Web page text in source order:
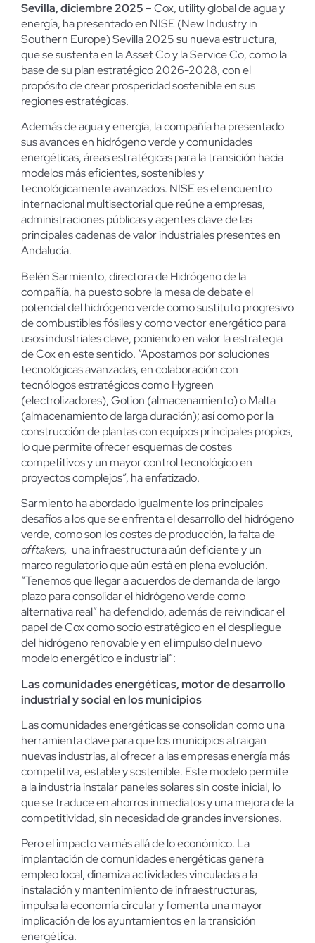
Sevilla, diciembre 2025–Cox, utility global de agua y
energía, ha presentado en NISE (New Industry in
Southern Europe) Sevilla 2025 su nueva estructura,
que se sustenta en la Asset Co y la Service Co, como la
base de su plan estratégico 2026-2028, con el
propósito de crear prosperidad sostenible en sus
regiones estratégicas.
Además de agua y energía, la compañía ha presentado
sus avances en hidrógeno verde y comunidades
energéticas, áreas estratégicas para la transición hacia
modelos más eficientes, sostenibles y
tecnológicamente avanzados. NISE es el encuentro
internacional multisectorial que reúne a empresas,
administraciones públicas y agentes clave de las
principales cadenas de valor industriales presentes en
Andalucía.
Belén Sarmiento, directora de Hidrógeno de la
compañía, ha puesto sobre la mesa de debate el
potencial del hidrógeno verde como sustituto progresivo
de combustibles fósiles y como vector energético para
usos industriales clave, poniendo en valor la estrategia
de Cox en este sentido. “Apostamos por soluciones
tecnológicas avanzadas, en colaboración con
tecnólogos estratégicos como Hygreen
(electrolizadores), Gotion (almacenamiento) o Malta
(almacenamiento de larga duración); así como por la
construcción de plantas con equipos principales propios,
lo que permite ofrecer esquemas de costes
competitivos y un mayor control tecnológico en
proyectos complejos”, ha enfatizado.
Sarmiento ha abordado igualmente los principales
desafíos a los que se enfrenta el desarrollo del hidrógeno
verde, como son los costes de producción, la falta de
offtakers, una infraestructura aún deficiente y un
marco regulatorio que aún está en plena evolución.
“Tenemos que llegar a acuerdos de demanda de largo
plazo para consolidar el hidrógeno verde como
alternativa real” ha defendido, además de reivindicar el
papel de Cox como socio estratégico en el despliegue
del hidrógeno renovable y en el impulso del nuevo
modelo energético e industrial”:
Las comunidades energéticas, motor de desarrollo
industrial y social en los municipios
Las comunidades energéticas se consolidan como una
herramienta clave para que los municipios atraigan
nuevas industrias, al ofrecer a las empresas energía más
competitiva, estable y sostenible. Este modelo permite
a la industria instalar paneles solares sin coste inicial, lo
que se traduce en ahorros inmediatos y una mejora de la
competitividad, sin necesidad de grandes inversiones.
Pero el impacto va más allá de lo económico. La
implantación de comunidades energéticas genera
empleo local, dinamiza actividades vinculadas a la
instalación y mantenimiento de infraestructuras,
impulsa la economía circular y fomenta una mayor
implicación de los ayuntamientos en la transición
energética.